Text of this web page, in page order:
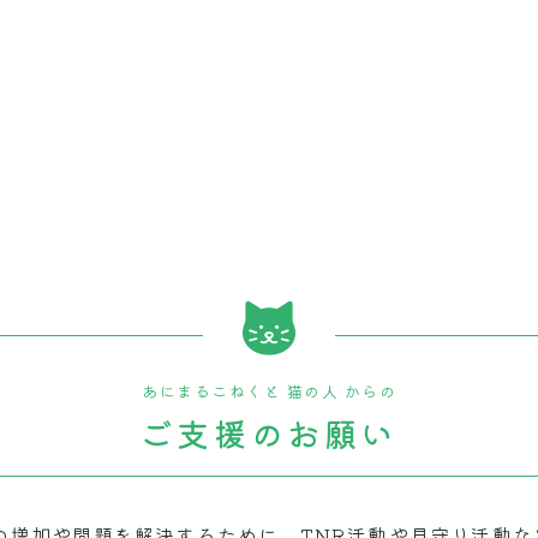
あにまるこねくと 猫の人 からの
ご支援のお願い